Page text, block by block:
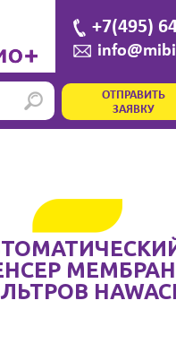
+7(495)
ОТПРАВИТЬ
ЗАЯВКУ